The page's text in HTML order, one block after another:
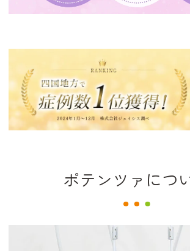
ポテンツァにつ